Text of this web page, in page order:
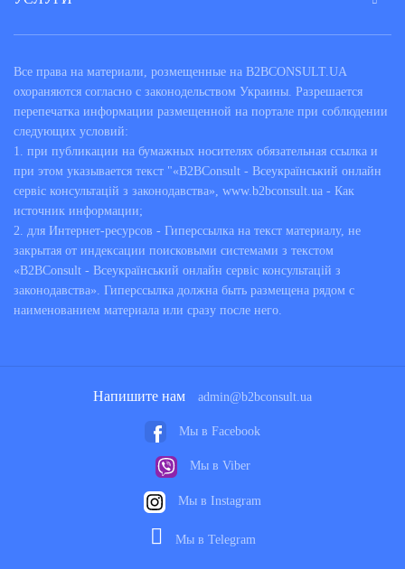
Все права на материали, розмещенные на B2BCONSULT.UA
охораняются согласно с законодельством Украины. Разрешается
перепечатка информации размещенной на портале при соблюдении
следующих условий:
1. при публикации на бумажных носителях обязательная ссылка и
при этом указывается текст "«B2BConsult - Всеукраїнський онлайн
сервіс консультацій з законодавства», www.b2bconsult.ua - Как
источник информации;
2. для Интернет-ресурсов - Гиперссылка на текст материалу, не
закрытая от индексации поисковыми системами з текстом
«B2BConsult - Всеукраїнський онлайн сервіс консультацій з
законодавства». Гиперссылка должна быть размещена рядом с
наименованием материала или сразу после него.
Напишите нам admin@b2bconsult.ua
Мы в Facebook
Мы в Viber
Мы в Instagram
Мы в Telegram